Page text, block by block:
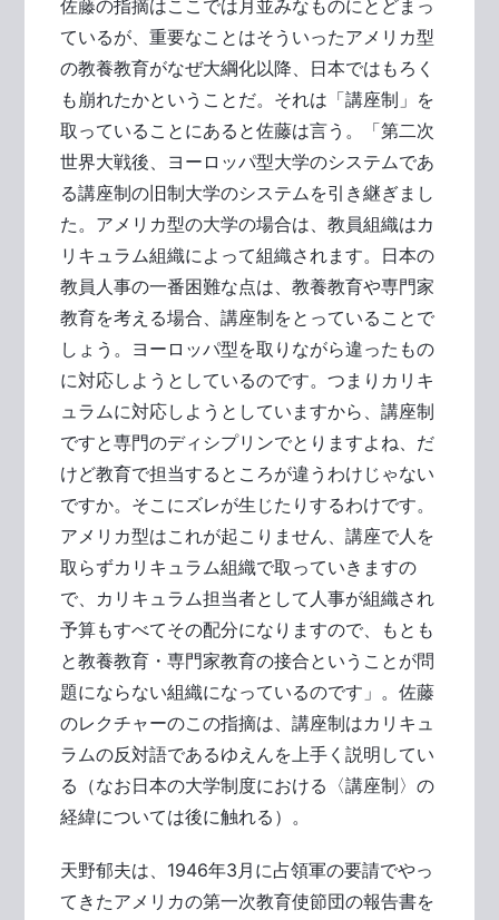
佐藤の指摘はここでは月並みなものにとどまっ
ているが、重要なことはそういったアメリカ型
の教養教育がなぜ大綱化以降、日本ではもろく
も崩れたかということだ。それは「講座制」を
取っていることにあると佐藤は言う。「第二次
世界大戦後、ヨーロッパ型大学のシステムであ
る講座制の旧制大学のシステムを引き継ぎまし
た。アメリカ型の大学の場合は、教員組織はカ
リキュラム組織によって組織されます。日本の
教員人事の一番困難な点は、教養教育や専門家
教育を考える場合、講座制をとっていることで
しょう。ヨーロッパ型を取りながら違ったもの
に対応しようとしているのです。つまりカリキ
ュラムに対応しようとしていますから、講座制
ですと専門のディシプリンでとりますよね、だ
けど教育で担当するところが違うわけじゃない
ですか。そこにズレが生じたりするわけです。
アメリカ型はこれが起こりません、講座で人を
取らずカリキュラム組織で取っていきますの
で、カリキュラム担当者として人事が組織され
予算もすべてその配分になりますので、もとも
と教養教育・専門家教育の接合ということが問
題にならない組織になっているのです」。佐藤
のレクチャーのこの指摘は、講座制はカリキュ
ラムの反対語であるゆえんを上手く説明してい
る（なお日本の大学制度における〈講座制〉の
経緯については後に触れる）。
天野郁夫は、1946年3月に占領軍の要請でやっ
てきたアメリカの第一次教育使節団の報告書を